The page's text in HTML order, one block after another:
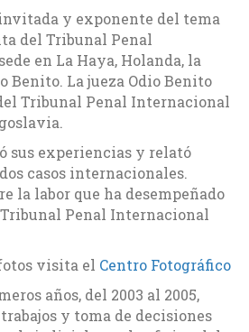
y exponente del tema
del Tribunal Penal
en La Haya, Holanda, la
Benito. La jueza Odio Benito
Tribunal Penal Internacional
sus experiencias y relató
casos internacionales.
la labor que ha desempeñado
Penal Internacional
visita el Centro Fotográfico
años, del 2003 al 2005,
y toma de decisiones